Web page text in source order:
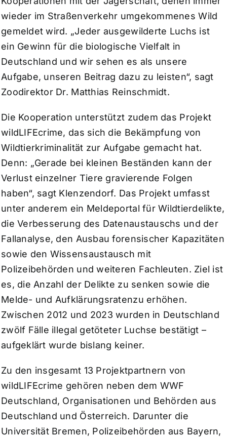
wieder im Straßenverkehr umgekommenes Wild
gemeldet wird. „Jeder ausgewilderte Luchs ist
ein Gewinn für die biologische Vielfalt in
Deutschland und wir sehen es als unsere
Aufgabe, unseren Beitrag dazu zu leisten“, sagt
Zoodirektor Dr. Matthias Reinschmidt.
Die Kooperation unterstützt zudem das Projekt
wildLIFEcrime, das sich die Bekämpfung von
Wildtierkriminalität zur Aufgabe gemacht hat.
Denn: „Gerade bei kleinen Beständen kann der
Verlust einzelner Tiere gravierende Folgen
haben“, sagt Klenzendorf. Das Projekt umfasst
unter anderem ein Meldeportal für Wildtierdelikte,
die Verbesserung des Datenaustauschs und der
Fallanalyse, den Ausbau forensischer Kapazitäten
sowie den Wissensaustausch mit
Polizeibehörden und weiteren Fachleuten. Ziel ist
es, die Anzahl der Delikte zu senken sowie die
Melde- und Aufklärungsratenzu erhöhen.
Zwischen 2012 und 2023 wurden in Deutschland
zwölf Fälle illegal getöteter Luchse bestätigt –
aufgeklärt wurde bislang keiner.
Zu den insgesamt 13 Projektpartnern von
wildLIFEcrime gehören neben dem WWF
Deutschland, Organisationen und Behörden aus
Deutschland und Österreich. Darunter die
Universität Bremen, Polizeibehörden aus Bayern,